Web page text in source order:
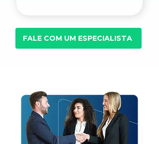
FALE COM UM ESPECIALISTA